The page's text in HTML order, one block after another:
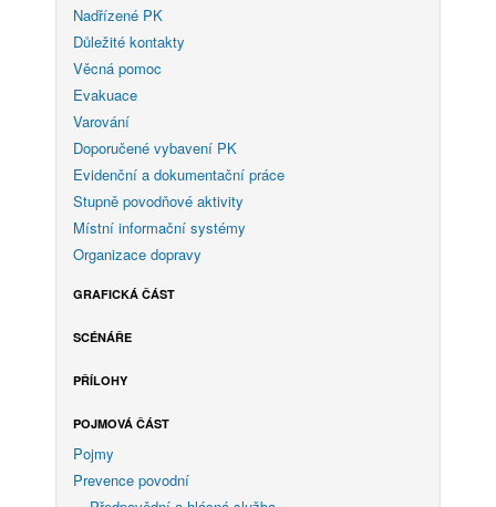
Nadřízené PK
Důležité kontakty
Věcná pomoc
Evakuace
Varování
Doporučené vybavení PK
Evidenční a dokumentační práce
Stupně povodňové aktivity
Místní informační systémy
Organizace dopravy
GRAFICKÁ ČÁST
SCÉNÁŘE
PŘÍLOHY
POJMOVÁ ČÁST
Pojmy
Prevence povodní